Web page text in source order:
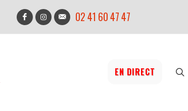
02 41 60 47 47
EN DIRECT